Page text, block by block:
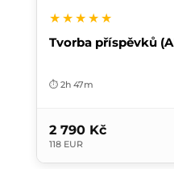
★★★★★
Tvorba příspěvků
⏱️ 2h 47m
2 790 Kč
118 EUR